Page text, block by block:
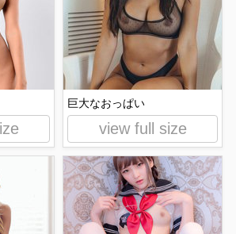
巨大なおっぱい
view full size